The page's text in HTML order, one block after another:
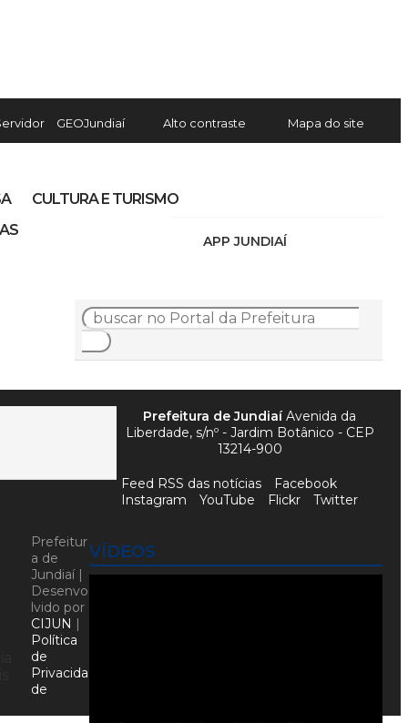
GEOJundiaí Alto contraste Mapa do site
APP JUNDIAÍ
CULTURA E TURISMO
VÍDEOS
Prefeitura de JundiaíAvenida da
Liberdade, s/nº - Jardim Botânico - CEP
13214-900
Feed RSS das notícias
Facebook
Instagram
YouTube Flickr Twitter
Prefeitur
a de
Jundiaí |
Desenvo
lvido por
CIJUN |
Política
de
Privacida
de